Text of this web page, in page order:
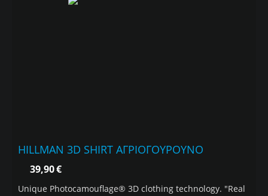
HILLMAN 3D SHIRT ΑΓΡΙΟΓΟΥΡΟΥΝΟ
39,90€
Unique Photocamouflage® 3D clothing technology. "Real